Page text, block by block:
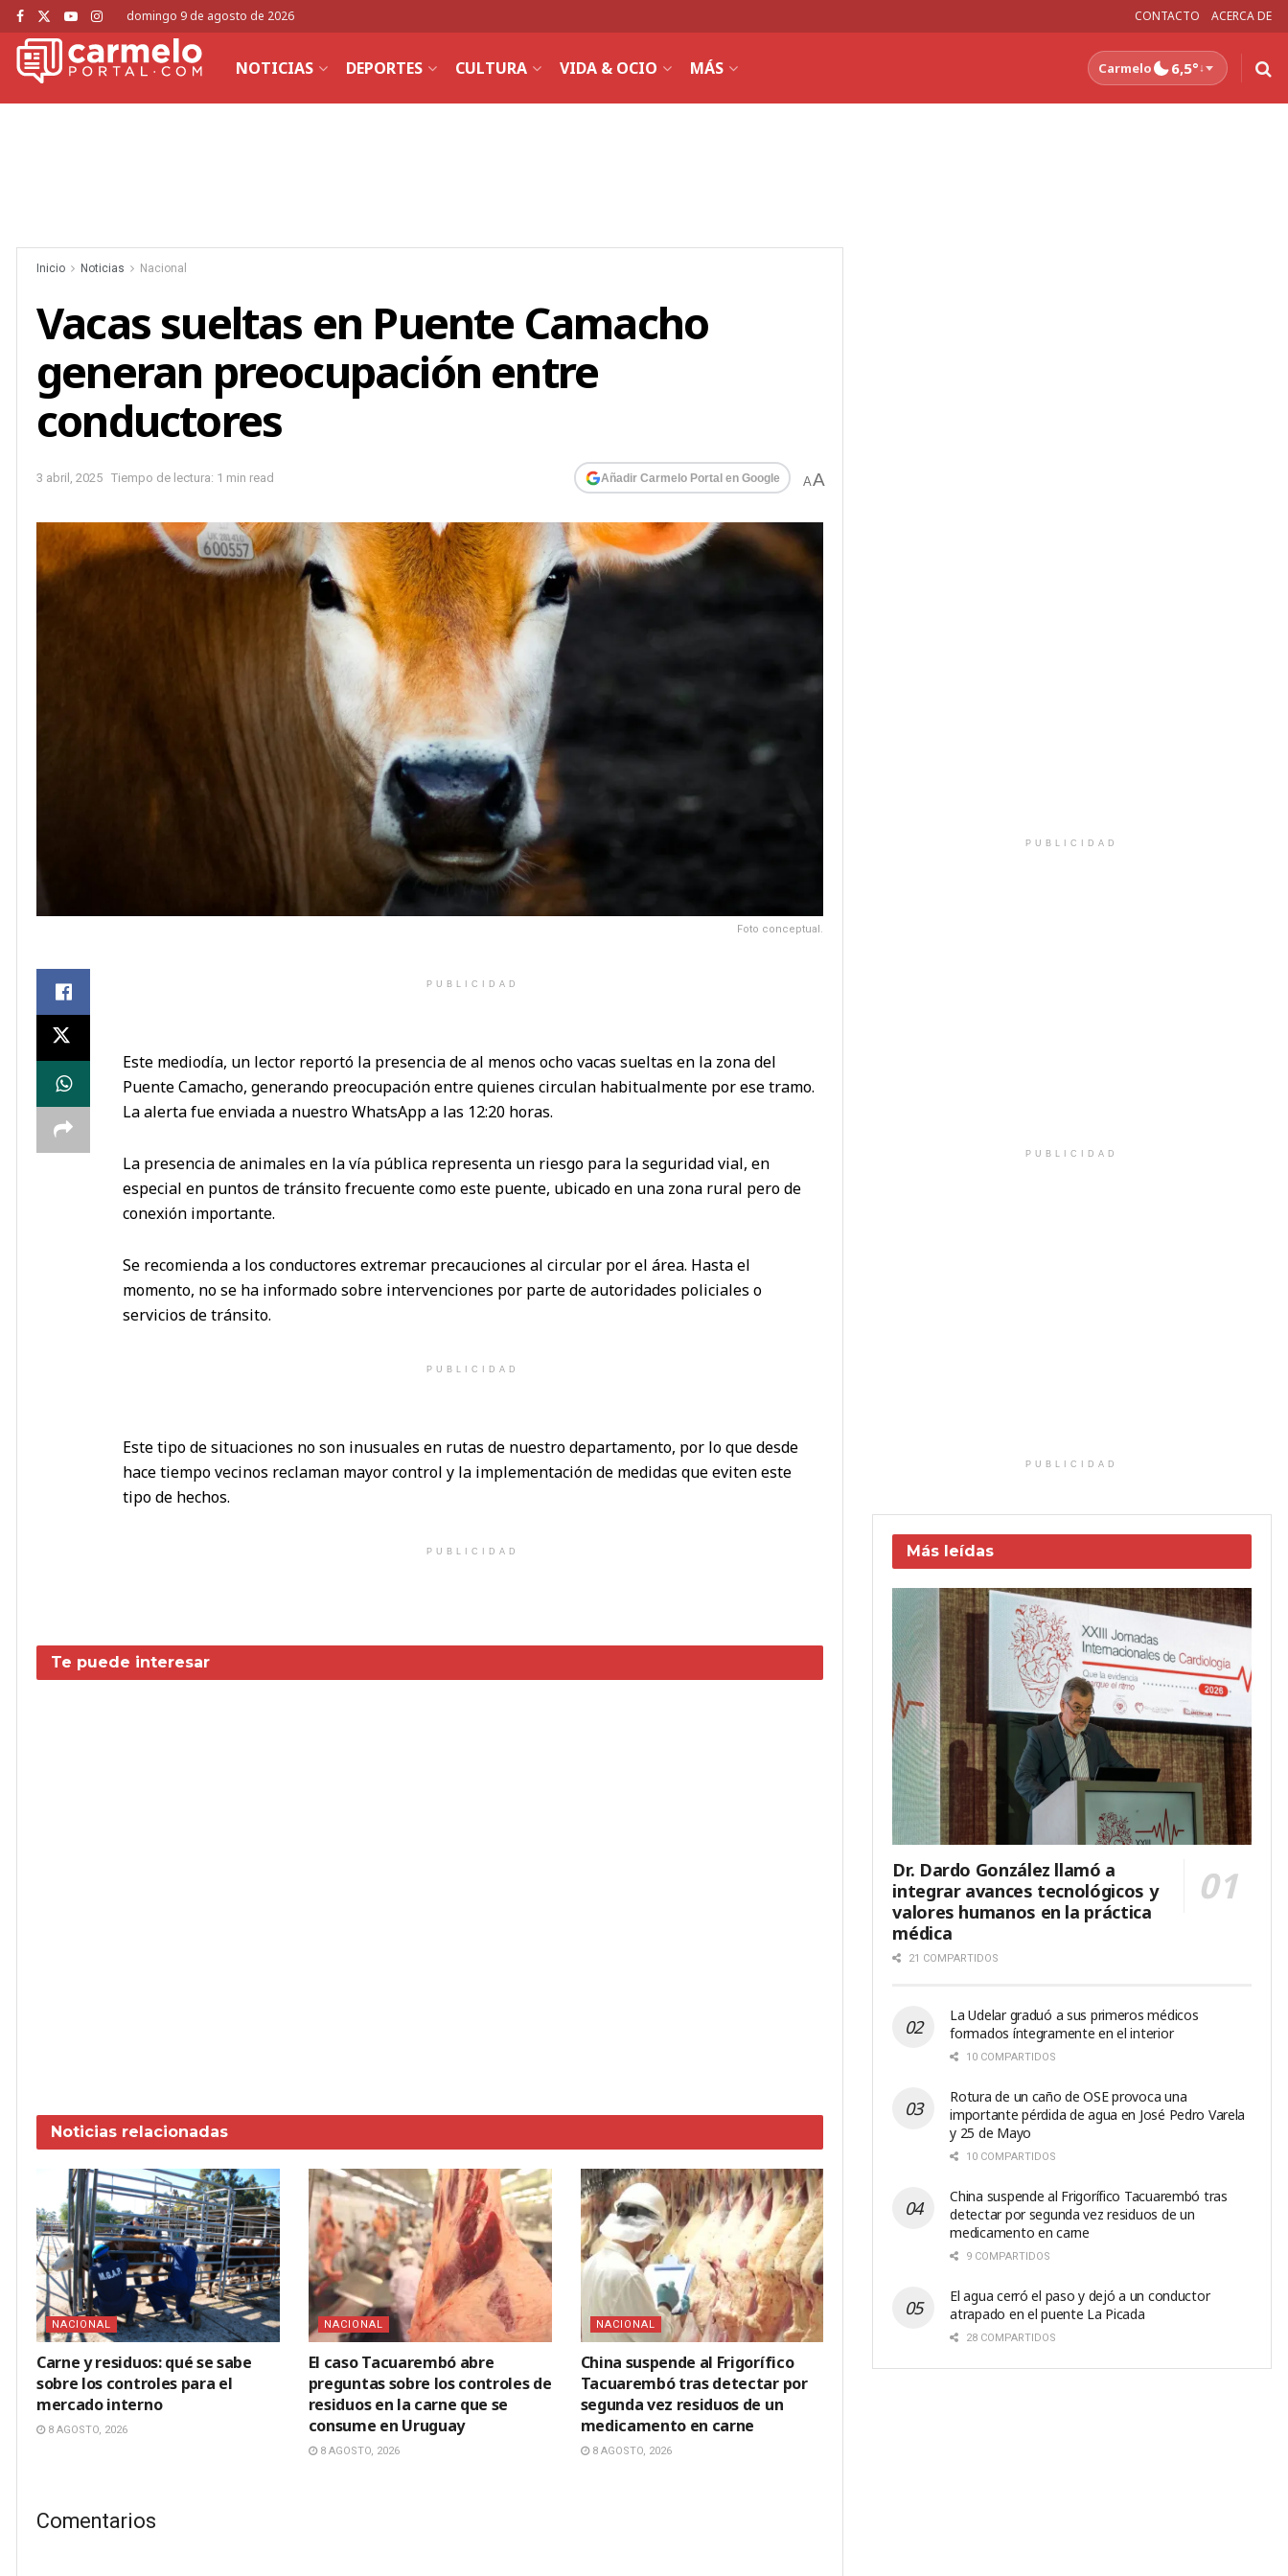
domingo 9 de agosto de 2026 CONTACTO ACERCA DE
NOTICIAS DEPORTES CULTURA VIDA & OCIO MÁS Carmelo 6,5°↓
Inicio Noticias Nacional
Vacas sueltas en Puente Camacho
generan preocupación entre
conductores
3 abril, 2025 Tiempo de lectura: 1 min read Añadir Carmelo Portal en Google AA
Foto conceptual.
PUBLICIDAD
Este mediodía, un lector reportó la presencia de al menos ocho vacas sueltas en la zona del
Puente Camacho, generando preocupación entre quienes circulan habitualmente por ese tramo.
La alerta fue enviada a nuestro WhatsApp a las 12:20 horas.
La presencia de animales en la vía pública representa un riesgo para la seguridad vial, en
especial en puntos de tránsito frecuente como este puente, ubicado en una zona rural pero de
conexión importante.
Se recomienda a los conductores extremar precauciones al circular por el área. Hasta el
momento, no se ha informado sobre intervenciones por parte de autoridades policiales o
servicios de tránsito.
PUBLICIDAD
Este tipo de situaciones no son inusuales en rutas de nuestro departamento, por lo que desde
hace tiempo vecinos reclaman mayor control y la implementación de medidas que eviten este
tipo de hechos.
PUBLICIDAD
Te puede interesar
Noticias relacionadas
NACIONAL
Carne y residuos: qué se sabe
sobre los controles para el
mercado interno
8 AGOSTO, 2026
NACIONAL
El caso Tacuarembó abre
preguntas sobre los controles de
residuos en la carne que se
consume en Uruguay
8 AGOSTO, 2026
NACIONAL
China suspende al Frigorífico
Tacuarembó tras detectar por
segunda vez residuos de un
medicamento en carne
8 AGOSTO, 2026
Comentarios
PUBLICIDAD
PUBLICIDAD
PUBLICIDAD
Más leídas
Dr. Dardo González llamó a
integrar avances tecnológicos y
valores humanos en la práctica
médica
21 COMPARTIDOS
La Udelar graduó a sus primeros médicos
formados íntegramente en el interior
10 COMPARTIDOS
Rotura de un caño de OSE provoca una
importante pérdida de agua en José Pedro Varela
y 25 de Mayo
10 COMPARTIDOS
China suspende al Frigorífico Tacuarembó tras
detectar por segunda vez residuos de un
medicamento en carne
9 COMPARTIDOS
El agua cerró el paso y dejó a un conductor
atrapado en el puente La Picada
28 COMPARTIDOS